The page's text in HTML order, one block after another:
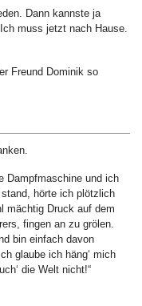
Dann kannste ja
muss jetzt nach Hause.
Freund Dominik so
Dampfmaschine und ich
hörte ich plötzlich
mächtig Druck auf dem
fingen an zu grölen.
bin einfach davon
glaube ich häng‘ mich
die Welt nicht!“